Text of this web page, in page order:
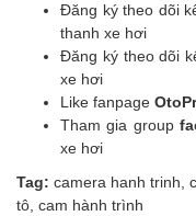
Đăng ký theo dõi
thanh xe hơi
Đăng ký theo dõi
xe hơi
Like fanpage
Tham gia group
xe hơi
Tag: camera hanh trinh,
tô, cam hành trình